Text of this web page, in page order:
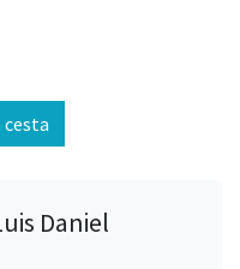
cesta
Daniel